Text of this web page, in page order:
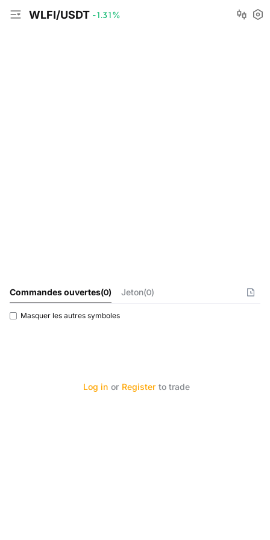
WLFI/USDT -1.31%
Commandes ouvertes(0) Jeton(0)
Masquer les autres symboles
Log in or Register to trade